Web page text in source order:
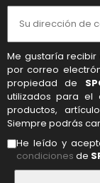
Me gustaría
por correo
propiedad de
utilizados para el
productos,
Siempre podrás
He leído y
condiciones de